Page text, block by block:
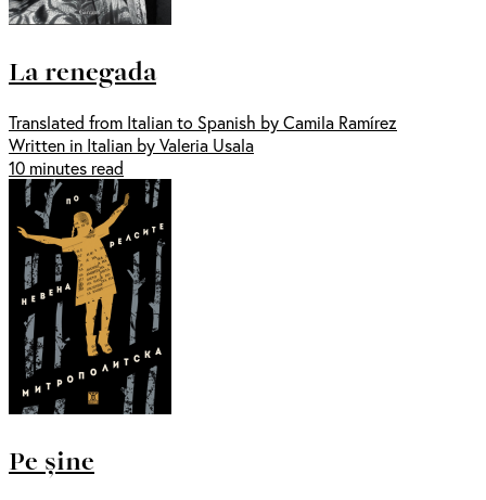
La renegada
Translated from Italian to Spanish by Camila Ramírez
Written in Italian by Valeria Usala
10 minutes read
Pe șine